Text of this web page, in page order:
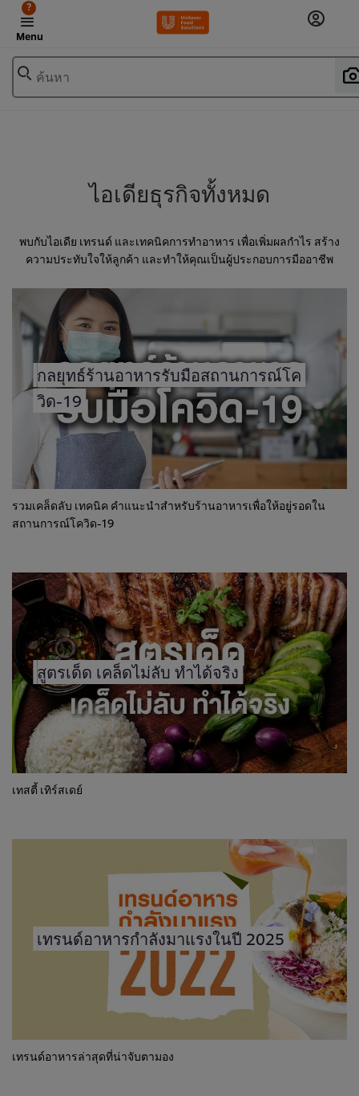
Menu
?
ค้นหา
ไอเดียธุรกิจทั้งหมด
พบกับไอเดีย เทรนด์ และเทคนิคการทำอาหาร เพื่อเพิ่มผลกำไร สร้าง
ความประทับใจให้ลูกค้า และทำให้คุณเป็นผู้ประกอบการมืออาชีพ
กลยุทธ์ร้านอาหารรับมือสถานการณ์โค
วิด-19
รวมเคล็ดลับ เทคนิค คำแนะนำสำหรับร้านอาหารเพื่อให้อยู่รอดใน
สถานการณ์โควิด-19
สูตรเด็ด เคล็ดไม่ลับ ทำได้จริง
เทสตี้ เทิร์สเดย์
เทรนด์อาหารกำลังมาแรงในปี 2025
เทรนด์อาหารล่าสุดที่น่าจับตามอง